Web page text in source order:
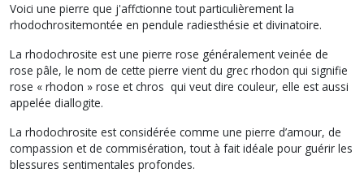
Voici une pierre que j'affctionne tout particulièrement la
rhodochrositemontée en pendule radiesthésie et divinatoire.
La rhodochrosite est une pierre rose généralement veinée de
rose pâle, le nom de cette pierre vient du grec rhodon qui signifie
rose « rhodon » rose et chros qui veut dire couleur, elle est aussi
appelée diallogite.
La rhodochrosite est considérée comme une pierre d’amour, de
compassion et de commisération, tout à fait idéale pour guérir les
blessures sentimentales profondes.